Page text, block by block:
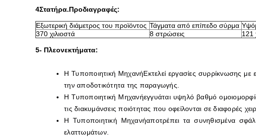
4Στατήρα.Προδιαγραφές:
Εξωτερική διάμετρος του προϊόντος Τάγματα από επίπεδο σύρμα
370 χιλιοστά
8 στρώσεις 121
5- Πλεονεκτήματα:
Η Τυποποιητική ΜηχανήΕκτελεί εργασίες συρρίκνωσης με
την αποδοτικότητα της παραγωγής.
Η Τυποποιητική Μηχανήεγγυάται υψηλό βαθμό
τις διακυμάνσεις ποιότητας που οφείλονται σε διαφορές
Η Τυποποιητική Μηχανήαποτρέπει τα συνηθισμένα
ελαττωμάτων.